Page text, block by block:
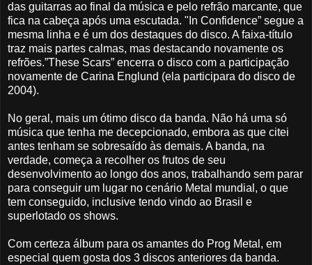
das guitarras ao final da música e pelo refrão marcante, que
fica na cabeça após uma escutada. "In Confidence” segue a
mesma linha e é um dos destaques do disco. A faixa-título
traz mais partes calmas, mas destacando novamente os
refrões.”These Scars” encerra o disco com a participação
novamente de Carina Englund (ela participara do disco de
2004).
No geral, mais um ótimo disco da banda. Não há uma só
música que tenha me decepcionado, embora as que citei
antes tenham se sobresaído às demais. A banda, na
verdade, começa a recolher os frutos de seu
desenvolvimento ao longo dos anos, trabalhando sem parar
para conseguir um lugar no cenário Metal mundial, o que
tem conseguido, inclusive tendo vindo ao Brasil e
superlotado os shows.
Com certeza álbum para os amantes do Prog Metal, em
especial quem gosta dos 3 discos anteriores da banda.